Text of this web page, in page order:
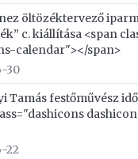
öltözéktervező
c. kiállítása <span
calendar"></span>
30
Tamás festőművész
22